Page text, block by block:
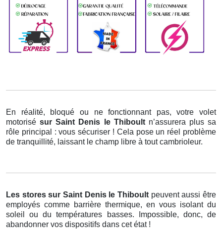
En réalité, bloqué ou ne fonctionnant pas, votre volet
motorisésur Saint Denis le Thiboult n’assurera plus sa
rôle principal : vous sécuriser ! Cela pose un réel problème
de tranquillité, laissant le champ libre à tout cambrioleur.
Les stores sur Saint Denis le Thiboult peuvent aussi être
employés comme barrière thermique, en vous isolant du
soleil ou du températures basses. Impossible, donc, de
abandonner vos dispositifs dans cet état !